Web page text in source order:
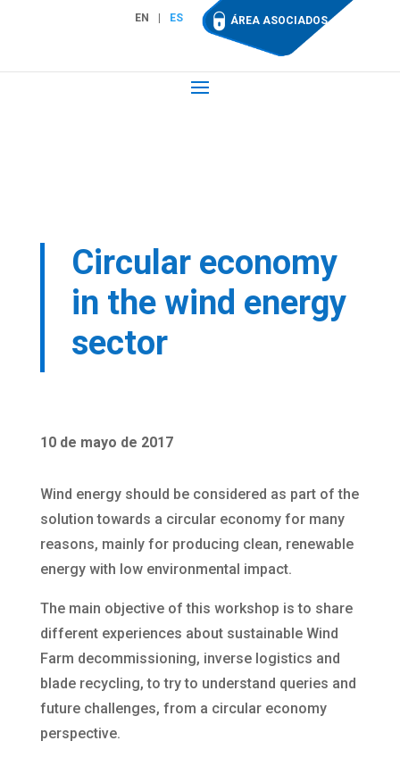
EN ES ÁREA ASOCIADOS
Circular economy
in the wind energy
sector
10 de mayo de 2017
Wind energy should be considered as part of the
solution towards a circular economy for many
reasons, mainly for producing clean, renewable
energy with low environmental impact.
The main objective of this workshop is to share
different experiences about sustainable Wind
Farm decommissioning, inverse logistics and
blade recycling, to try to understand queries and
future challenges, from a circular economy
perspective.